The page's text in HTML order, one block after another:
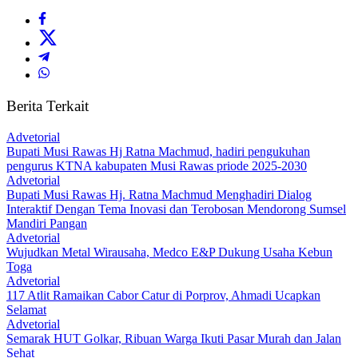
Berita Terkait
Advetorial
Bupati Musi Rawas Hj Ratna Machmud, hadiri pengukuhan
pengurus KTNA kabupaten Musi Rawas priode 2025-2030
Advetorial
Bupati Musi Rawas Hj. Ratna Machmud Menghadiri Dialog
Interaktif Dengan Tema Inovasi dan Terobosan Mendorong Sumsel
Mandiri Pangan
Advetorial
Wujudkan Metal Wirausaha, Medco E&P Dukung Usaha Kebun
Toga
Advetorial
117 Atlit Ramaikan Cabor Catur di Porprov, Ahmadi Ucapkan
Selamat
Advetorial
Semarak HUT Golkar, Ribuan Warga Ikuti Pasar Murah dan Jalan
Sehat